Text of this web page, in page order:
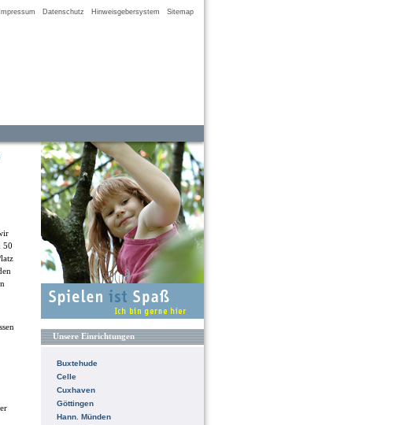
Impressum Datenschutz Hinweisgebersystem Sitemap
50
Unsere Einrichtungen
Buxtehude
Celle
Cuxhaven
Göttingen
Hann. Münden